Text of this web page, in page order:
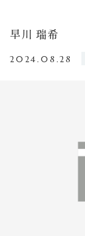
早川 瑞希
2024.08.28